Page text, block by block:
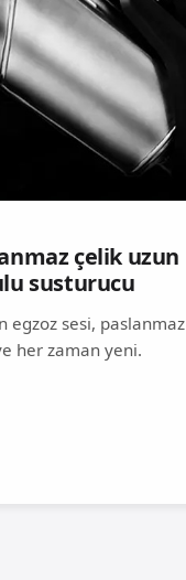
çelik uzun
susturucu
egzoz sesi, paslanmaz
her zaman yeni.